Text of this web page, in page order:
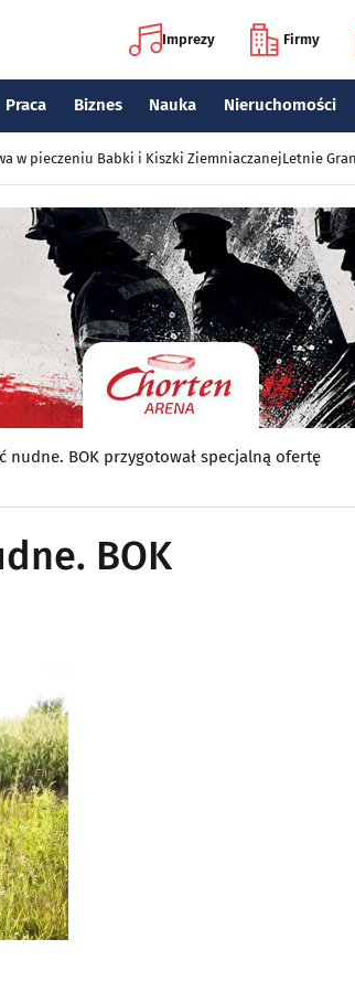
Imprezy Firmy
Praca Biznes Nauka Nieruchomości
w pieczeniu Babki i Kiszki ZiemniaczanejLetnie
nudne. BOK przygotował specjalną ofertę
BOK